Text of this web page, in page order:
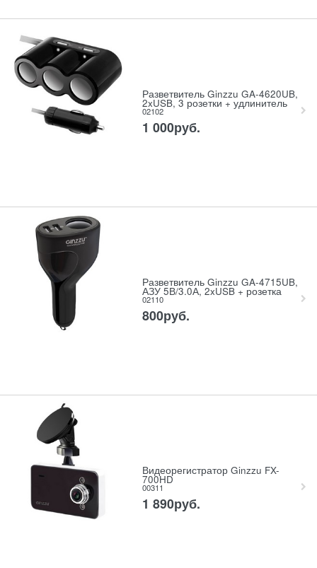
Разветвитель Ginzzu GA-4620UB,
2xUSB, 3 розетки + удлинитель
02102
1 000руб.
Разветвитель Ginzzu GA-4715UB,
АЗУ 5В/3.0А, 2xUSB + розетка
02110
800руб.
Видеорегистратор Ginzzu FX-
700HD
00311
1 890руб.